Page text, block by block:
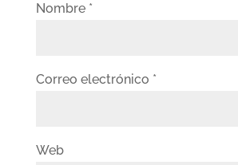
Nombre *
Correo electrónico *
Web